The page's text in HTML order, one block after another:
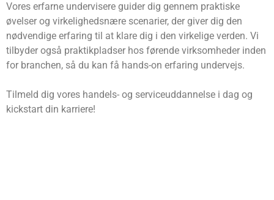
Vores erfarne undervisere guider dig gennem praktiske
øvelser og virkelighedsnære scenarier, der giver dig den
nødvendige erfaring til at klare dig i den virkelige verden. Vi
tilbyder også praktikpladser hos førende virksomheder inden
for branchen, så du kan få hands-on erfaring undervejs.
Tilmeld dig vores handels- og serviceuddannelse i dag og
kickstart din karriere!